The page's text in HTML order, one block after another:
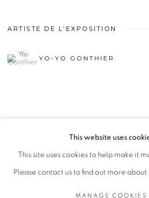
ARTISTE DE L'EXPOSITION
YO-YO GONTHIER
MANAGE COOKIES
COPYRIGHT © 2026 GALERIE CÉCILE
SITE BY ARTLOGIC
This website uses
This site uses cookies to help make it
Please contact us to find out more
MANAGE COOKIES